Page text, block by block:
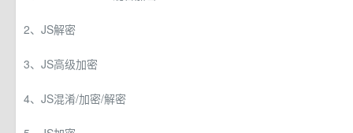
2、JS解密
3、JS高级加密
4、JS混淆/加密/解密